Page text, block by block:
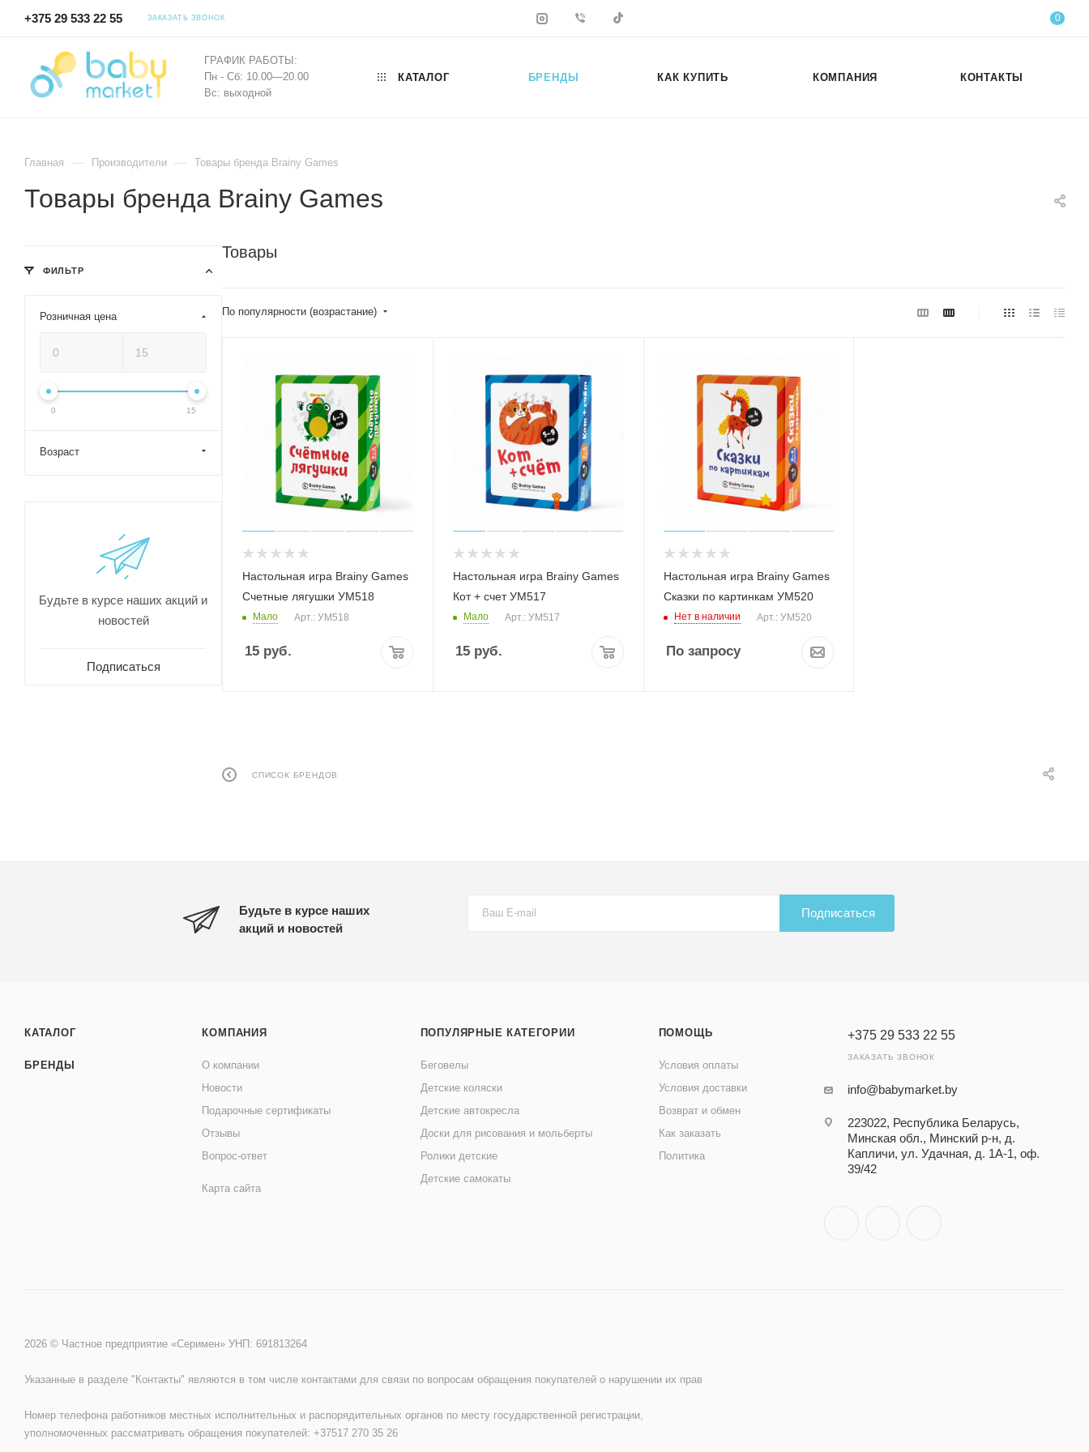
+375 29 533 22 55 ЗАКАЗАТЬ ЗВОНОК 0
ГРАФИК РАБОТЫ:
Пн - Сб: 10.00—20.00
Вс: выходной
КАТАЛОГ БРЕНДЫ КАК КУПИТЬ КОМПАНИЯ КОНТАКТЫ
Главная — Производители — Товары бренда Brainy Games
Товары бренда Brainy Games
Товары
По популярности (возрастание)
Настольная игра Brainy Games
Счетные лягушки УМ518
Мало Арт.: УМ518
15 руб.
Настольная игра Brainy Games
Кот + счет УМ517
Мало Арт.: УМ517
15руб.
Настольная игра Brainy Games
Сказки по картинкам УМ520
Нет в наличии Арт.: УМ520
По запросу
СПИСОК БРЕНДОВ
ФИЛЬТР
Розничная цена
0 15
Возраст
Будьте в курсе наших акций и
новостей
Подписаться
Будьте в курсе наших
акций и новостей
Подписаться
КАТАЛОГ
БРЕНДЫ
КОМПАНИЯ
О компании
Новости
Подарочные сертификаты
Отзывы
Вопрос-ответ
Карта сайта
ПОПУЛЯРНЫЕ КАТЕГОРИИ
Беговелы
Детские коляски
Детские автокресла
Доски для рисования и мольберты
Ролики детские
Детские самокаты
ПОМОЩЬ
Условия оплаты
Условия доставки
Возврат и обмен
Как заказать
Политика
+375 29 533 22 55
ЗАКАЗАТЬ ЗВОНОК
info@babymarket.by
223022, Республика Беларусь,
Минская обл., Минский р-н, д.
Капличи, ул. Удачная, д. 1А-1, оф.
39/42
2026 © Частное предприятие «Серимен» УНП: 691813264
Указанные в разделе "Контакты" являются в том числе контактами для связи по вопросам обращения покупателей о нарушении их прав
Номер телефона работников местных исполнительных и распорядительных органов по месту государственной регистрации,
уполномоченных рассматривать обращения покупателей: +37517 270 35 26